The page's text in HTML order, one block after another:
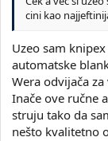
cini kao
Uzeo sam
automatske
Wera odvijača
Inače ove ručne
struju tako da
nešto kvalitetno